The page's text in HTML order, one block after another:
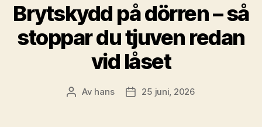
Brytskydd på dörren – så
stoppar du tjuven redan
vid låset
Inläggsförfattare
Av hans Inläggsdatum
25 juni, 2026